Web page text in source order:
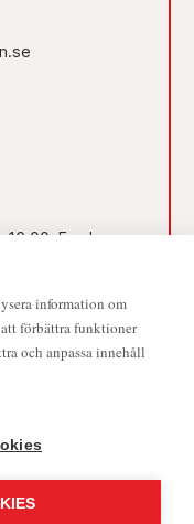
Fredag
information om
förbättra funktioner
och anpassa innehåll